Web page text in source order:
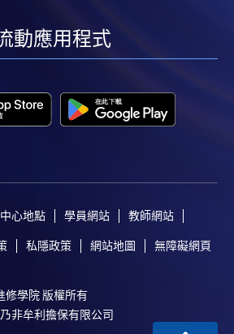
linkedin
動應用程式
心地點 學員網站 教師網站
私隱政策 網站地圖 無障礙網頁
修學院 版權所有
非牟利擔保有限公司